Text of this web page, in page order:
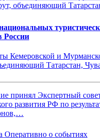
России
Кемеровской и
Татарстан,
принял Экспертный
развития РФ по